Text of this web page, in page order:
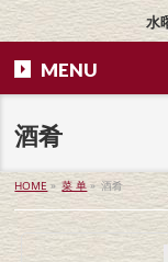
水
MENU
酒肴
HOME » 菜 单» 酒肴